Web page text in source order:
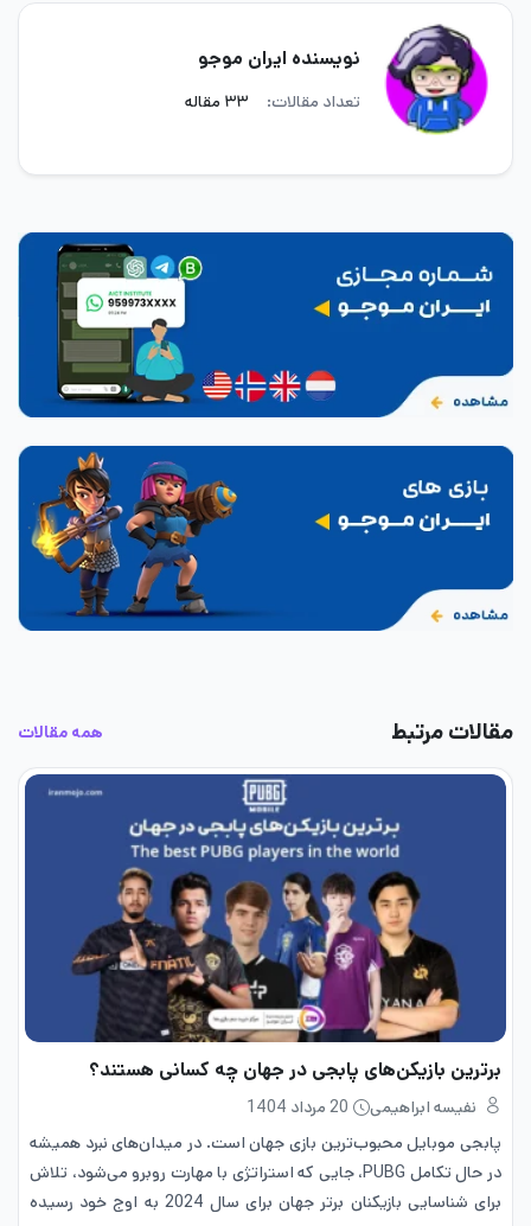
نویسنده ایران موجو
تعداد مقالات: ۳۳ مقاله
مقالات مرتبط همه مقالات
برترین بازیکن‌های پابجی در جهان چه کسانی هستند؟
نفیسه ابراهیمی
20 مرداد 1404
پابجی موبایل محبوب‌ترین بازی جهان است. در میدان‌های نبرد همیشه
در حال تکامل PUBG، جایی که استراتژی با مهارت روبرو می‌شود، تلاش
برای شناسایی بازیکنان برتر جهان برای سال 2024 به اوج خود رسیده